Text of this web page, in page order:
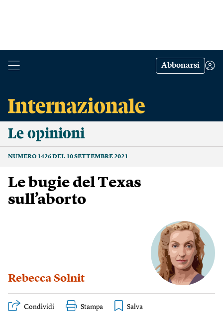
Abbonarsi
Le opinioni
NUMERO 1426 DEL 10 SETTEMBRE 2021
Le bugie del Texas
sull’aborto
Rebecca Solnit
Condividi Stampa